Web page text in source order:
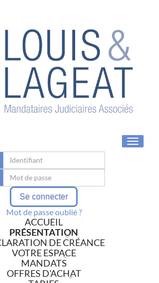
Toggle
Se connecter
Mot de passe oublié ?
ACCUEIL
PRÉSENTATION
DE CRÉANCE
VOTRE ESPACE
MANDATS
OFFRES D'ACHAT